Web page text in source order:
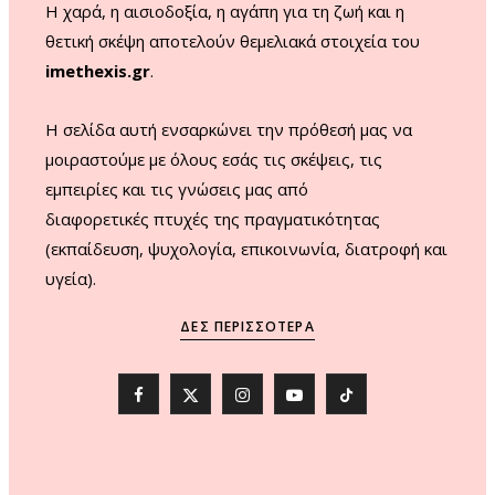
Η χαρά, η αισιοδοξία, η αγάπη για τη ζωή και η
θετική σκέψη αποτελούν θεμελιακά στοιχεία του
imethexis.gr.
H σελίδα αυτή ενσαρκώνει την πρόθεσή μας να
μοιραστούμε με όλους εσάς τις σκέψεις, τις
εμπειρίες και τις γνώσεις μας από
διαφορετικές πτυχές της πραγματικότητας
(εκπαίδευση, ψυχολογία, επικοινωνία, διατροφή και
υγεία).
ΔΕΣ ΠΕΡΙΣΣΌΤΕΡΑ
F
X
I
Y
T